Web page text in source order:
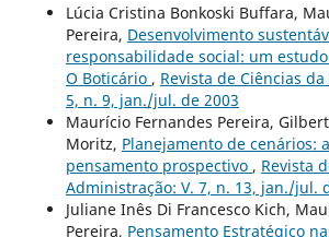
Lúcia Cristina Bonkoski Buffara,
Pereira, Desenvolvimento
responsabilidade social: um
O Boticário , Revista de Ciências
5, n. 9, jan./jul. de 2003
Maurício Fernandes Pereira,
Moritz, Planejamento de cenários:
pensamento prospectivo , Revista
Administração: V. 7, n. 13, jan./jul.
Juliane Inês Di Francesco Kich,
Pereira, Pensamento Estratégico